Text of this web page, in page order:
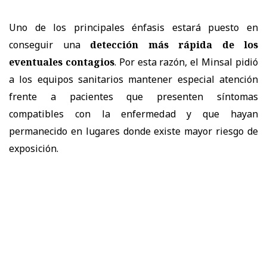
Uno de los principales énfasis estará puesto en
conseguir una detección más rápida de los
eventuales contagios. Por esta razón, el Minsal pidió
a los equipos sanitarios mantener especial atención
frente a pacientes que presenten síntomas
compatibles con la enfermedad y que hayan
permanecido en lugares donde existe mayor riesgo de
exposición.